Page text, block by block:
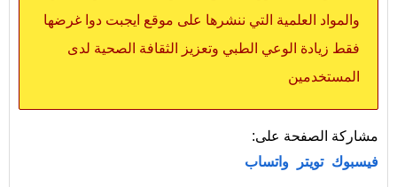
والمواد العلمية التي ننشرها على موقع ايجبت دوا غرضها
فقط زيادة الوعي الطبي وتعزيز الثقافة الصحية لدى
المستخدمين
مشاركة الصفحة على:
فيسبوك تويتر واتساب